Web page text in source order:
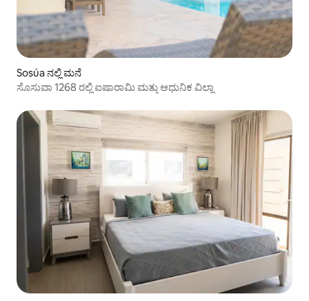
Sosúa ನಲ್ಲಿ ಮನೆ
ಸೊಸುವಾ 1268 ರಲ್ಲಿ ಐಷಾರಾಮಿ ಮತ್ತು ಆಧುನಿಕ ವಿಲ್ಲಾ